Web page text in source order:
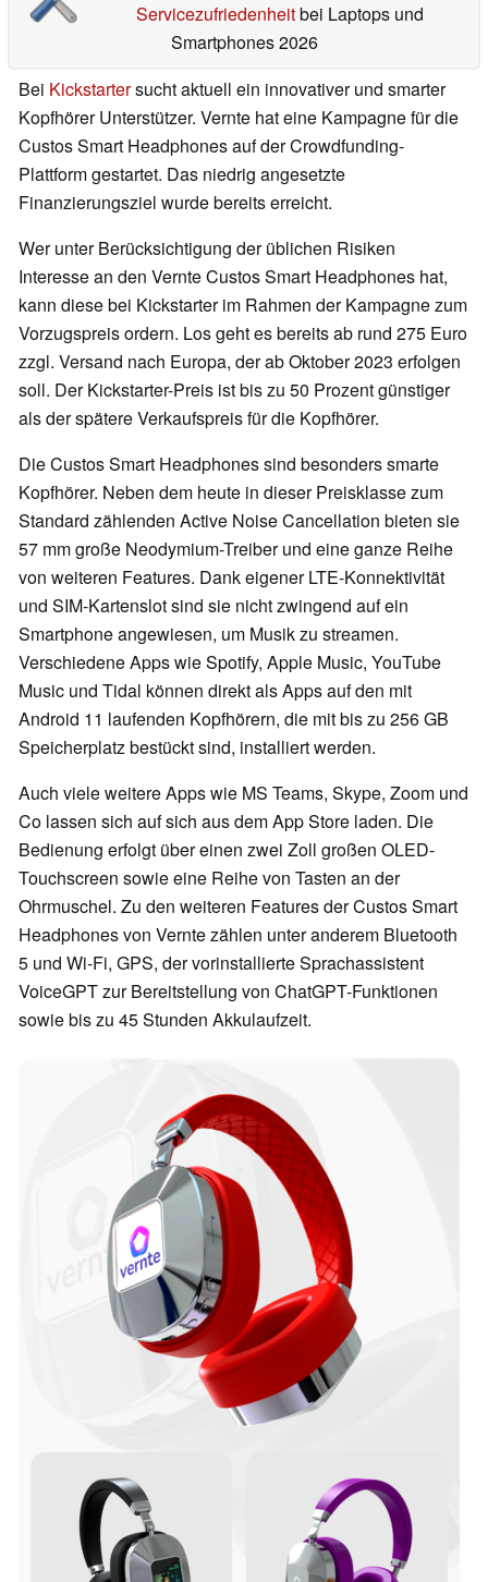
Servicezufriedenheitbei Laptops und
Smartphones 2026
Bei Kickstartersucht aktuell ein innovativer und smarter
Kopfhörer Unterstützer. Vernte hat eine Kampagne für die
Custos Smart Headphones auf der Crowdfunding-
Plattform gestartet. Das niedrig angesetzte
Finanzierungsziel wurde bereits erreicht.
Wer unter Berücksichtigung der üblichen Risiken
Interesse an den Vernte Custos Smart Headphones hat,
kann diese bei Kickstarter im Rahmen der Kampagne zum
Vorzugspreis ordern. Los geht es bereits ab rund 275 Euro
zzgl. Versand nach Europa, der ab Oktober 2023 erfolgen
soll. Der Kickstarter-Preis ist bis zu 50 Prozent günstiger
als der spätere Verkaufspreis für die Kopfhörer.
Die Custos Smart Headphones sind besonders smarte
Kopfhörer. Neben dem heute in dieser Preisklasse zum
Standard zählenden Active Noise Cancellation bieten sie
57 mm große Neodymium-Treiber und eine ganze Reihe
von weiteren Features. Dank eigener LTE-Konnektivität
und SIM-Kartenslot sind sie nicht zwingend auf ein
Smartphone angewiesen, um Musik zu streamen.
Verschiedene Apps wie Spotify, Apple Music, YouTube
Music und Tidal können direkt als Apps auf den mit
Android 11 laufenden Kopfhörern, die mit bis zu 256 GB
Speicherplatz bestückt sind, installiert werden.
Auch viele weitere Apps wie MS Teams, Skype, Zoom und
Co lassen sich auf sich aus dem App Store laden. Die
Bedienung erfolgt über einen zwei Zoll großen OLED-
Touchscreen sowie eine Reihe von Tasten an der
Ohrmuschel. Zu den weiteren Features der Custos Smart
Headphones von Vernte zählen unter anderem Bluetooth
5 und Wi-Fi, GPS, der vorinstallierte Sprachassistent
VoiceGPT zur Bereitstellung von ChatGPT-Funktionen
sowie bis zu 45 Stunden Akkulaufzeit.